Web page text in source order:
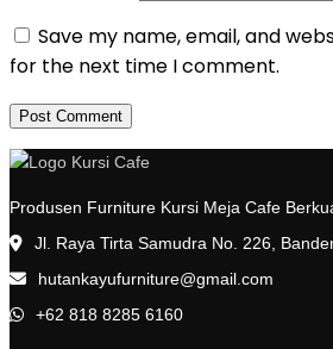
Save my name, email, and
for the next time I comment.
Produsen Furniture Kursi Meja Cafe
Jl. Raya Tirta Samudra No. 226,
hutankayufurniture@gmail.com
+62 818 8285 6160